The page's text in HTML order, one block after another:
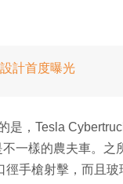
計首度曝光
是，Tesla
一樣的農夫車。之
手槍射擊，而且玻